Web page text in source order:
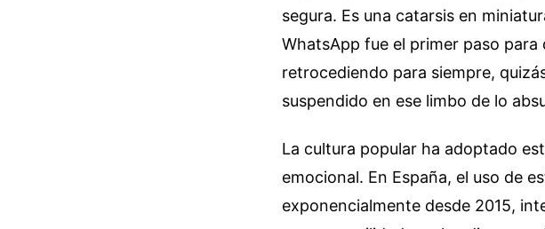
segura. Es una catarsis en
WhatsApp fue el primer paso
retrocediendo para siempre,
suspendido en ese limbo de lo
La cultura popular ha adoptado
emocional. En España, el uso de
exponencialmente desde 2015,